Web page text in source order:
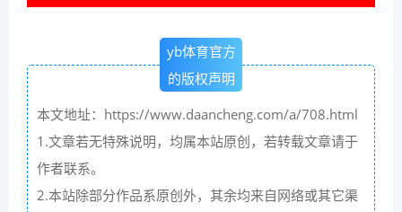
yb体育官方
的版权声明
本文地址：https://www.daancheng.com/a/708.html
1.文章若无特殊说明，均属本站原创，若转载文章请于
作者联系。
2.本站除部分作品系原创外，其余均来自网络或其它渠